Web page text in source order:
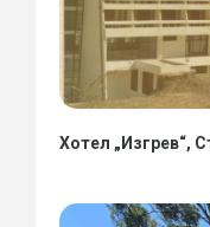
Хотел „Изгрев“,